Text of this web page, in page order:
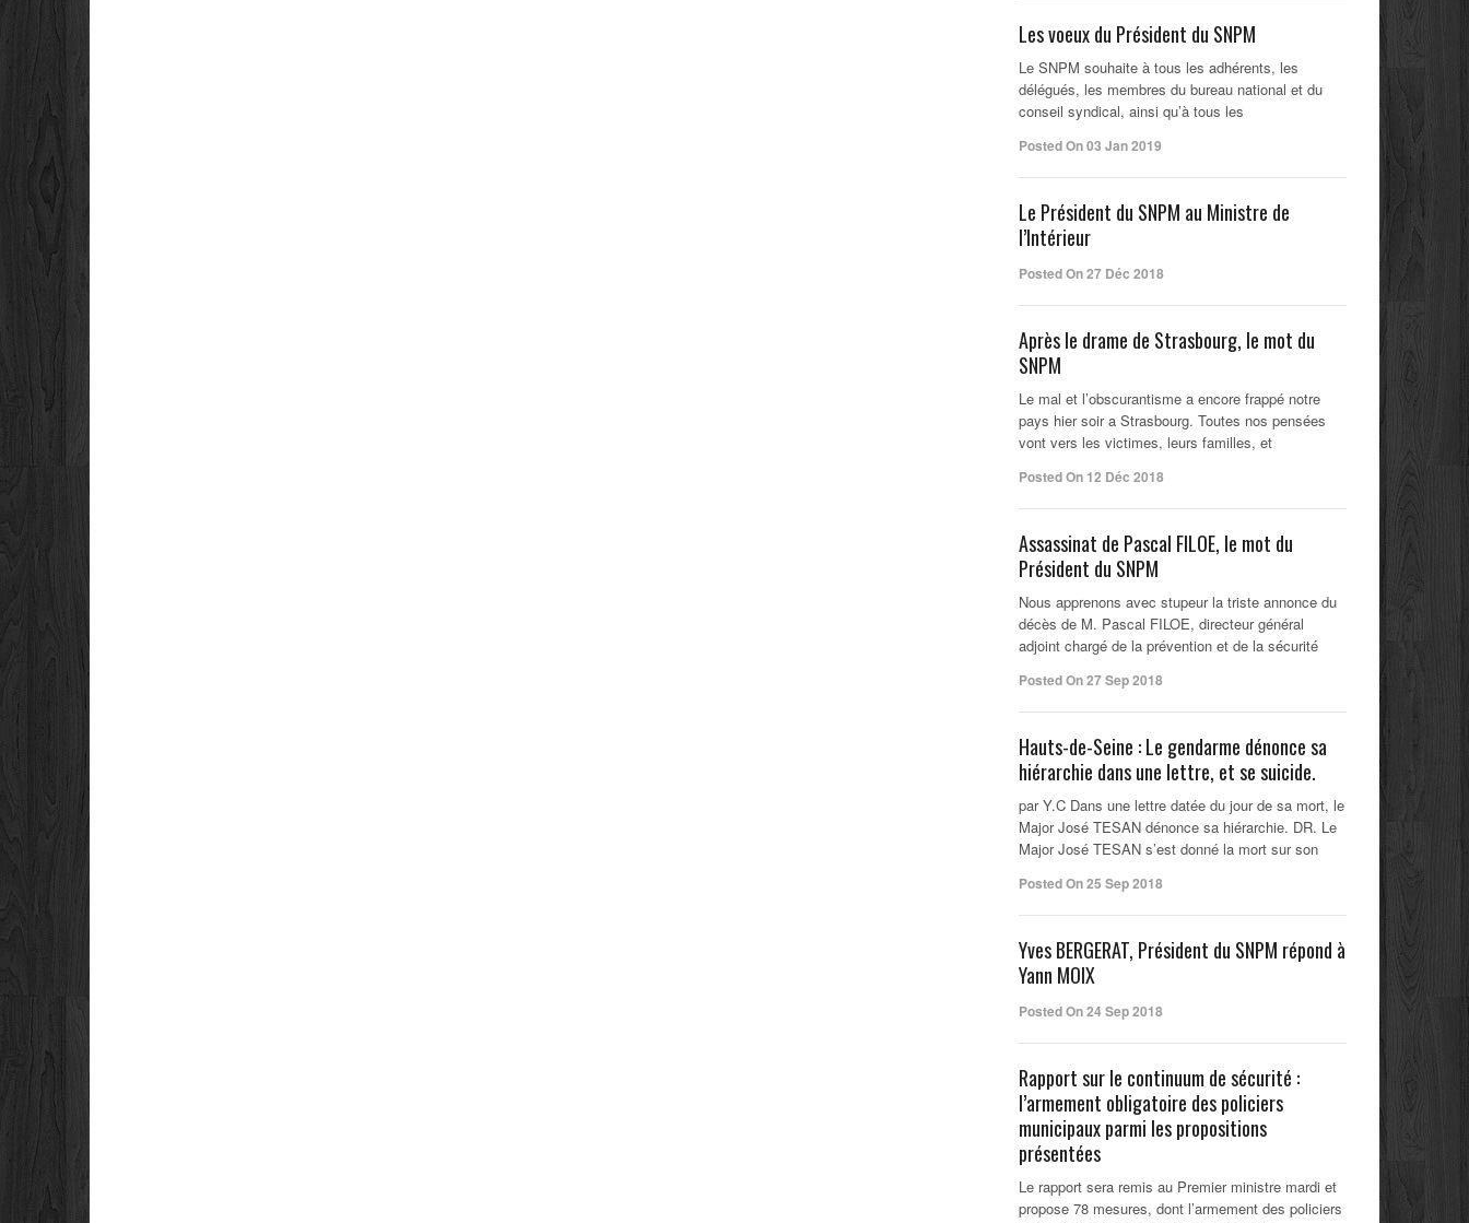
Les voeux du Président du SNPM
Le SNPM souhaite à tous les adhérents, les
délégués, les membres du bureau national et du
conseil syndical, ainsi qu’à tous les
Posted On 03 Jan 2019
Le Président du SNPM au Ministre de
l’Intérieur
Posted On 27 Déc 2018
Après le drame de Strasbourg, le mot du
SNPM
Le mal et l’obscurantisme a encore frappé notre
pays hier soir a Strasbourg. Toutes nos pensées
vont vers les victimes, leurs familles, et
Posted On 12 Déc 2018
Assassinat de Pascal FILOE, le mot du
Président du SNPM
Nous apprenons avec stupeur la triste annonce du
décès de M. Pascal FILOE, directeur général
adjoint chargé de la prévention et de la sécurité
Posted On 27 Sep 2018
Hauts-de-Seine : Le gendarme dénonce sa
hiérarchie dans une lettre, et se suicide.
par Y.C Dans une lettre datée du jour de sa mort, le
Major José TESAN dénonce sa hiérarchie. DR. Le
Major José TESAN s’est donné la mort sur son
Posted On 25 Sep 2018
Yves BERGERAT, Président du SNPM répond à
Yann MOIX
Posted On 24 Sep 2018
Rapport sur le continuum de sécurité :
l’armement obligatoire des policiers
municipaux parmi les propositions
présentées
Le rapport sera remis au Premier ministre mardi et
propose 78 mesures, dont l’armement des policiers